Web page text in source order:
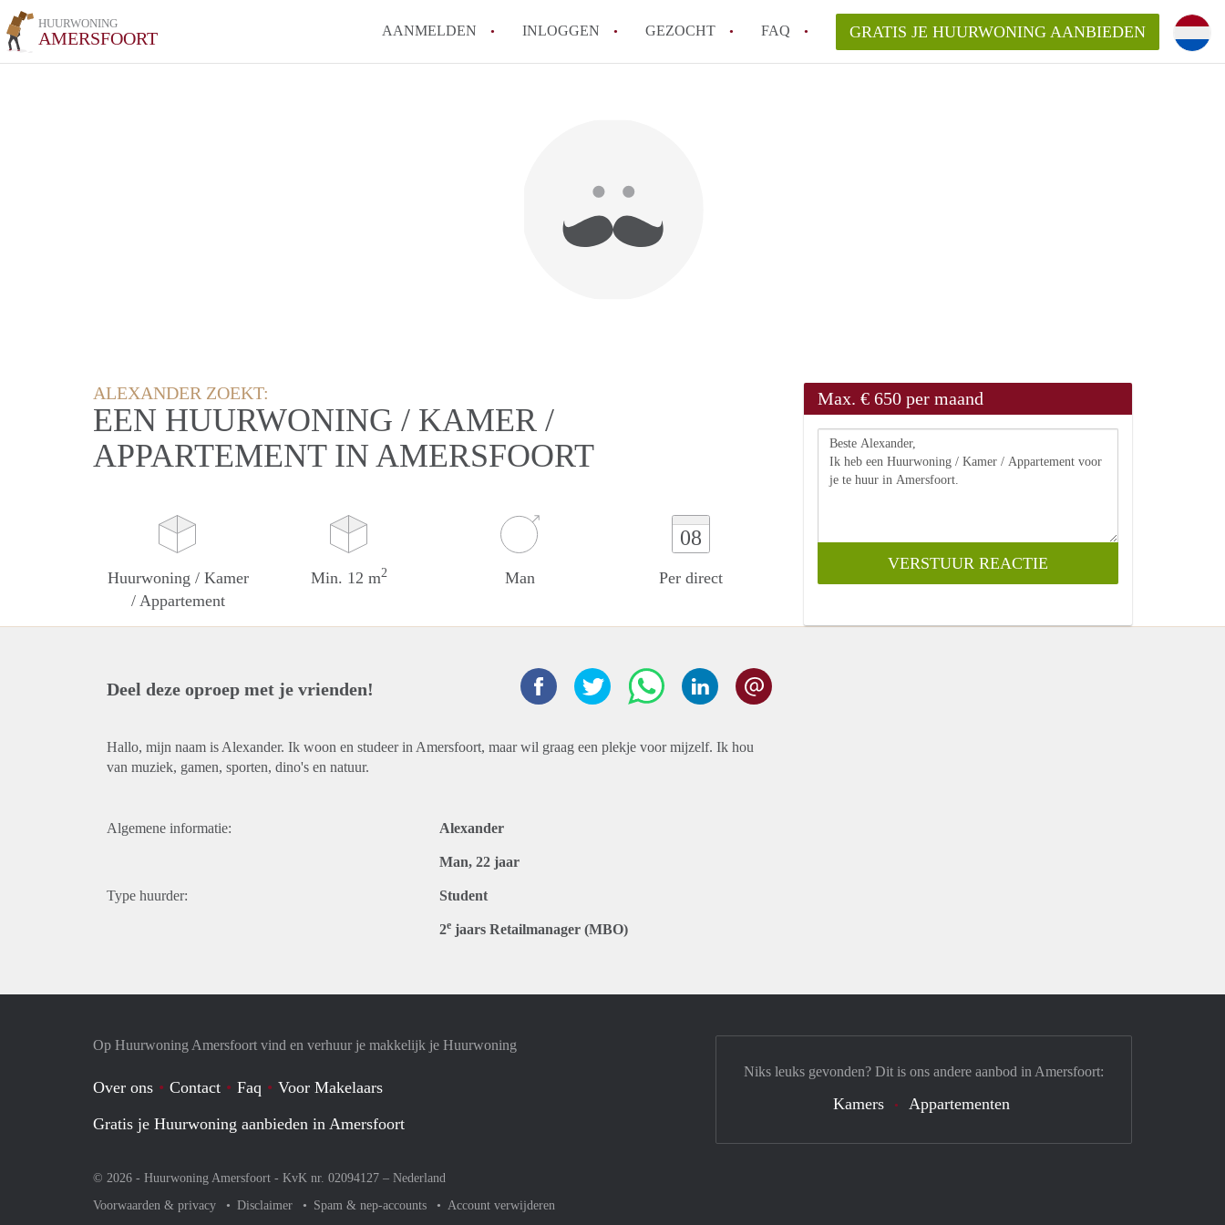
HUURWONING
AMERSFOORT AANMELDEN INLOGGEN GEZOCHT FAQ
Wat is de privacyverklaring van HuurwoningAmersfoort?
Berekent HuurwoningAmersfoort
makelaarsvergoeding/bemiddelingsvergoeding?
GRATIS JE HUURWONING AANBIEDEN
ALEXANDER ZOEKT:
EEN HUURWONING / KAMER /
APPARTEMENT IN AMERSFOORT
Huurwoning / Kamer
/ Appartement
Min. 12 m2 Man
08
Per direct
Max. € 650 per maand
Deel deze oproep met je vrienden!
Hallo, mijn naam is Alexander. Ik woon en studeer in Amersfoort, maar wil graag een plekje voor mijzelf. Ik hou
van muziek, gamen, sporten, dino's en natuur.
Algemene informatie: Alexander
Man, 22 jaar
Type huurder: Student
2e jaars Retailmanager (MBO)
Op Huurwoning Amersfoort vind en verhuur je makkelijk je Huurwoning
Over ons Contact Faq
Voor Makelaars
Gratis je Huurwoning aanbieden in Amersfoort
© 2026 - Huurwoning Amersfoort - KvK nr. 02094127 – Nederland
Voorwaarden & privacy
Disclaimer Spam & nep-accounts Account verwijderen
Niks leuks gevonden? Dit is ons andere aanbod in Amersfoort:
Kamers Appartementen